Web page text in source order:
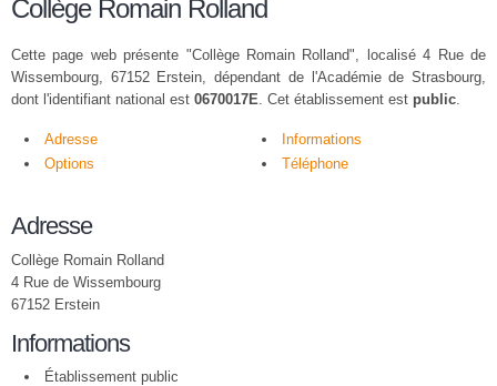
Collège Romain Rolland
Cette page web présente "Collège Romain Rolland", localisé 4 Rue de
Wissembourg, 67152 Erstein, dépendant de l'Académie de Strasbourg,
dont l'identifiant national est 0670017E. Cet établissement est public.
Adresse
Informations
Options
Téléphone
Adresse
Collège Romain Rolland
4 Rue de Wissembourg
67152 Erstein
Informations
Établissement public